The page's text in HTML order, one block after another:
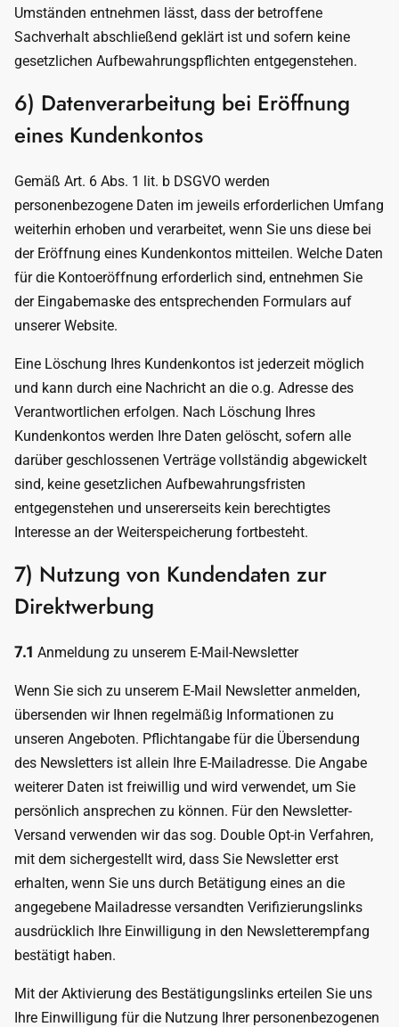
Umständen entnehmen lässt, dass der betroffene
Sachverhalt abschließend geklärt ist und sofern keine
gesetzlichen Aufbewahrungspflichten entgegenstehen.
6) Datenverarbeitung bei Eröffnung
eines Kundenkontos
Gemäß Art. 6 Abs. 1 lit. b DSGVO werden
personenbezogene Daten im jeweils erforderlichen Umfang
weiterhin erhoben und verarbeitet, wenn Sie uns diese bei
der Eröffnung eines Kundenkontos mitteilen. Welche Daten
für die Kontoeröffnung erforderlich sind, entnehmen Sie
der Eingabemaske des entsprechenden Formulars auf
unserer Website.
Eine Löschung Ihres Kundenkontos ist jederzeit möglich
und kann durch eine Nachricht an die o.g. Adresse des
Verantwortlichen erfolgen. Nach Löschung Ihres
Kundenkontos werden Ihre Daten gelöscht, sofern alle
darüber geschlossenen Verträge vollständig abgewickelt
sind, keine gesetzlichen Aufbewahrungsfristen
entgegenstehen und unsererseits kein berechtigtes
Interesse an der Weiterspeicherung fortbesteht.
7) Nutzung von Kundendaten zur
Direktwerbung
7.1 Anmeldung zu unserem E-Mail-Newsletter
Wenn Sie sich zu unserem E-Mail Newsletter anmelden,
übersenden wir Ihnen regelmäßig Informationen zu
unseren Angeboten. Pflichtangabe für die Übersendung
des Newsletters ist allein Ihre E-Mailadresse. Die Angabe
weiterer Daten ist freiwillig und wird verwendet, um Sie
persönlich ansprechen zu können. Für den Newsletter-
Versand verwenden wir das sog. Double Opt-in Verfahren,
mit dem sichergestellt wird, dass Sie Newsletter erst
erhalten, wenn Sie uns durch Betätigung eines an die
angegebene Mailadresse versandten Verifizierungslinks
ausdrücklich Ihre Einwilligung in den Newsletterempfang
bestätigt haben.
Mit der Aktivierung des Bestätigungslinks erteilen Sie uns
Ihre Einwilligung für die Nutzung Ihrer personenbezogenen